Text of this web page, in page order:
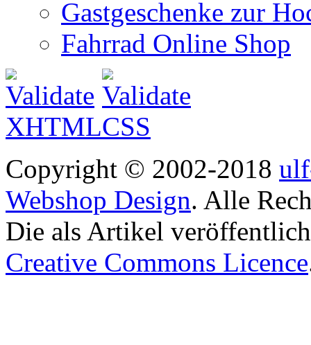
Gastgeschenke zur
Fahrrad Online Shop
Copyright © 2002-2018
Webshop Design. Alle
Die als Artikel
Creative Commons Licence